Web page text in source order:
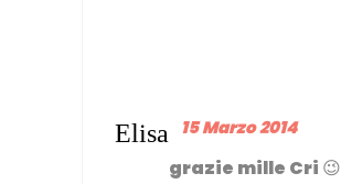
Elisa 15 Marzo 2014
grazie mille Cri 😉